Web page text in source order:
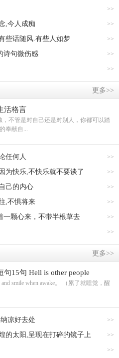
>>
>>
,今人成痴
>>
些话随风.有些人如梦
>>
诗句微伤感
>>
更多>>
活格言
，不管是对自己还是对别人，你都可以踏
奉献自...
>>
任何人
>>
为快乐,不快乐就不要谈了
>>
己的内心
>>
,不惧将来
>>
一颗心来，不带半根草去
>>
更多>>
句15句 Hell is other people
and smile when awake。 （累了就睡觉，醒
>>
凉好去处
>>
的太阳,呈现在打碎的镜子上
>>